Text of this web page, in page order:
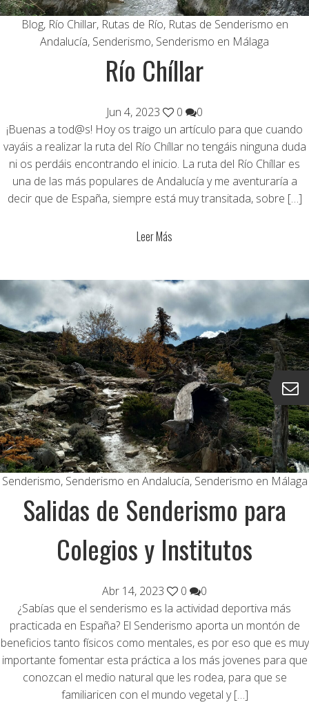
Blog, Río Chillar, Rutas de Río, Rutas de Senderismo en
Andalucía, Senderismo, Senderismo en Málaga
Río Chíllar
Jun 4, 2023 0
0
¡Buenas a tod@s! Hoy os traigo un artículo para que cuando
vayáis a realizar la ruta del Río Chíllar no tengáis ninguna duda
ni os perdáis encontrando el inicio. La ruta del Río Chíllar es
una de las más populares de Andalucía y me aventuraría a
decir que de España, siempre está muy transitada, sobre […]
Leer Más
Senderismo, Senderismo en Andalucía, Senderismo en Málaga
Salidas de Senderismo para
Colegios y Institutos
Abr 14, 2023 0
0
¿Sabías que el senderismo es la actividad deportiva más
practicada en España? El Senderismo aporta un montón de
beneficios tanto físicos como mentales, es por eso que es muy
importante fomentar esta práctica a los más jovenes para que
conozcan el medio natural que les rodea, para que se
familiaricen con el mundo vegetal y […]